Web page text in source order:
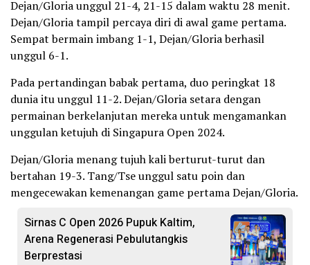
Dejan/Gloria unggul 21-4, 21-15 dalam waktu 28 menit.
Dejan/Gloria tampil percaya diri di awal game pertama.
Sempat bermain imbang 1-1, Dejan/Gloria berhasil
unggul 6-1.
Pada pertandingan babak pertama, duo peringkat 18
dunia itu unggul 11-2. Dejan/Gloria setara dengan
permainan berkelanjutan mereka untuk mengamankan
unggulan ketujuh di Singapura Open 2024.
Dejan/Gloria menang tujuh kali berturut-turut dan
bertahan 19-3. Tang/Tse unggul satu poin dan
mengecewakan kemenangan game pertama Dejan/Gloria.
Sirnas C Open 2026 Pupuk Kaltim,
Arena Regenerasi Pebulutangkis
Berprestasi